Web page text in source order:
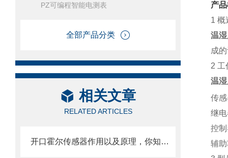
PZ可编程智能电测表
全部产品分类
相关文章
RELATED ARTICLES
开口霍尔传感器作用以及原理，你知道吗
产
1 概
温
成
2 工
温
传
继
控
辅